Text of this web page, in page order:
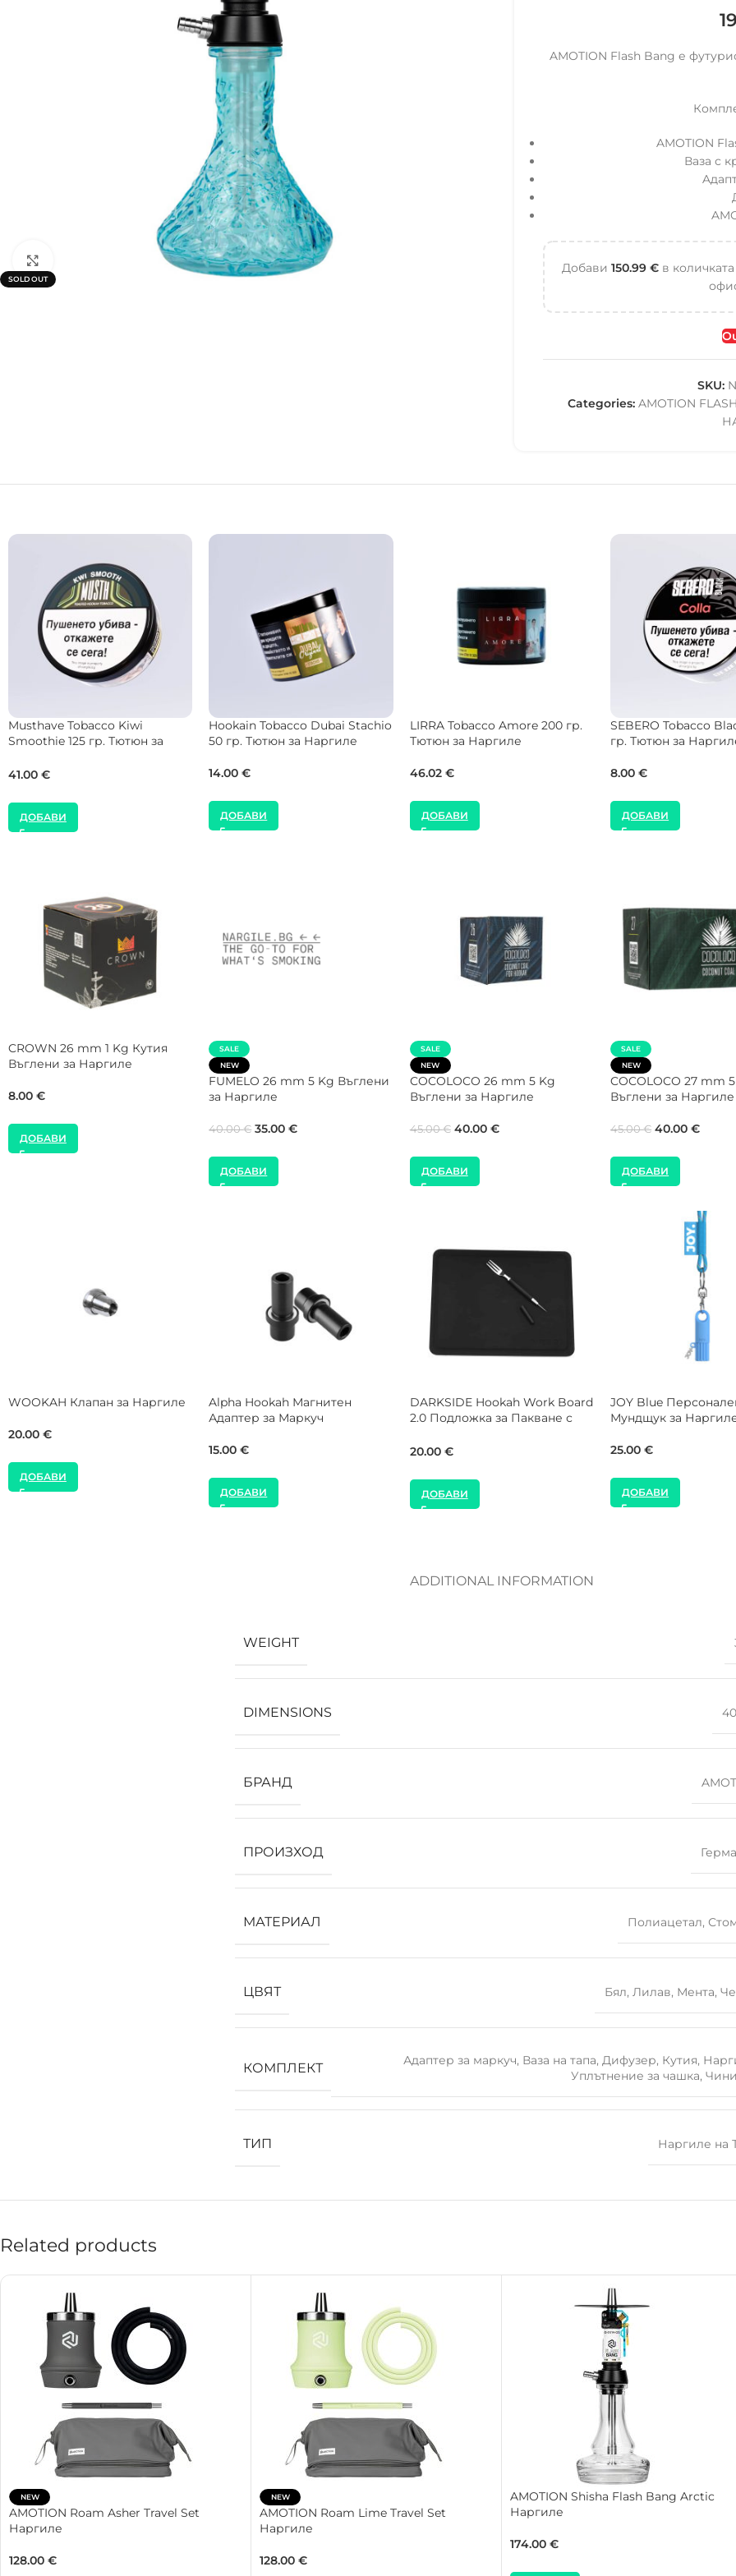
SOLD OUT
AMOTION Flash Bang е
AMOTION
Ваза с
Добави 150.99 €в
SKU:
Categories: AMOTION
BONCHE Tobacco Cookie 30 гр.
Тютюн за Наргиле
22.00€
ДОБАВИ
Musthave Tobacco Coconut
Shake 25 гр. Тютюн за
9.00€
ДОБАВИ
Starbuzz Tobacco Code 69 100
гр. Тютюн за Наргиле
24.54 €
ДОБАВИ
SEBERO Tobacco
Watermelon 200 гр.
56.00€
ДОБАВИ
NEW
SMOKE2U 1000W Котлон за
ДОБАВИ
SALE
CROWN Max Flow 26 mm 20
Kg Кашон Въглени за
Наргиле
ДОБАВИ
SALE
CROWN 26 mm 20 Kg Кашон
Въглени за Наргиле
ДОБАВИ
NEW
El Badia 1000W
Наргиле
ДОБАВИ
NEW
Black Накрайник за Наргиле
28.00€
Alpha Hookah Astronaut 12
Чинийка за Наргиле
21.00€
ДОБАВИ
Dschinni Shisha Жълт Поукър
за Наргиле
1.60€
ДОБАВИ
Alpha Hookah FNX
за Наргиле
60.00€
ДОБАВИ
ADDITIONAL INFORMATION
WEIGHT
DIMENSIONS
БРАНД
ПРОИЗХОД
МАТЕРИАЛ Полиацетал,
ЦВЯТ Бял, Лилав, Мента,
КОМПЛЕКТ Адаптер за маркуч, Ваза на тапа, Дифузер, Кутия,
Уплътнение за чашка,
ТИП Наргиле на
Related products
NEW
AMOTION Roam Asher Travel Set
Наргиле
128.00 €
NEW
AMOTION Roam Lime Travel Set
Наргиле
128.00 €
AMOTION Shisha Flash Bang Arctic
Наргиле
174.00 €